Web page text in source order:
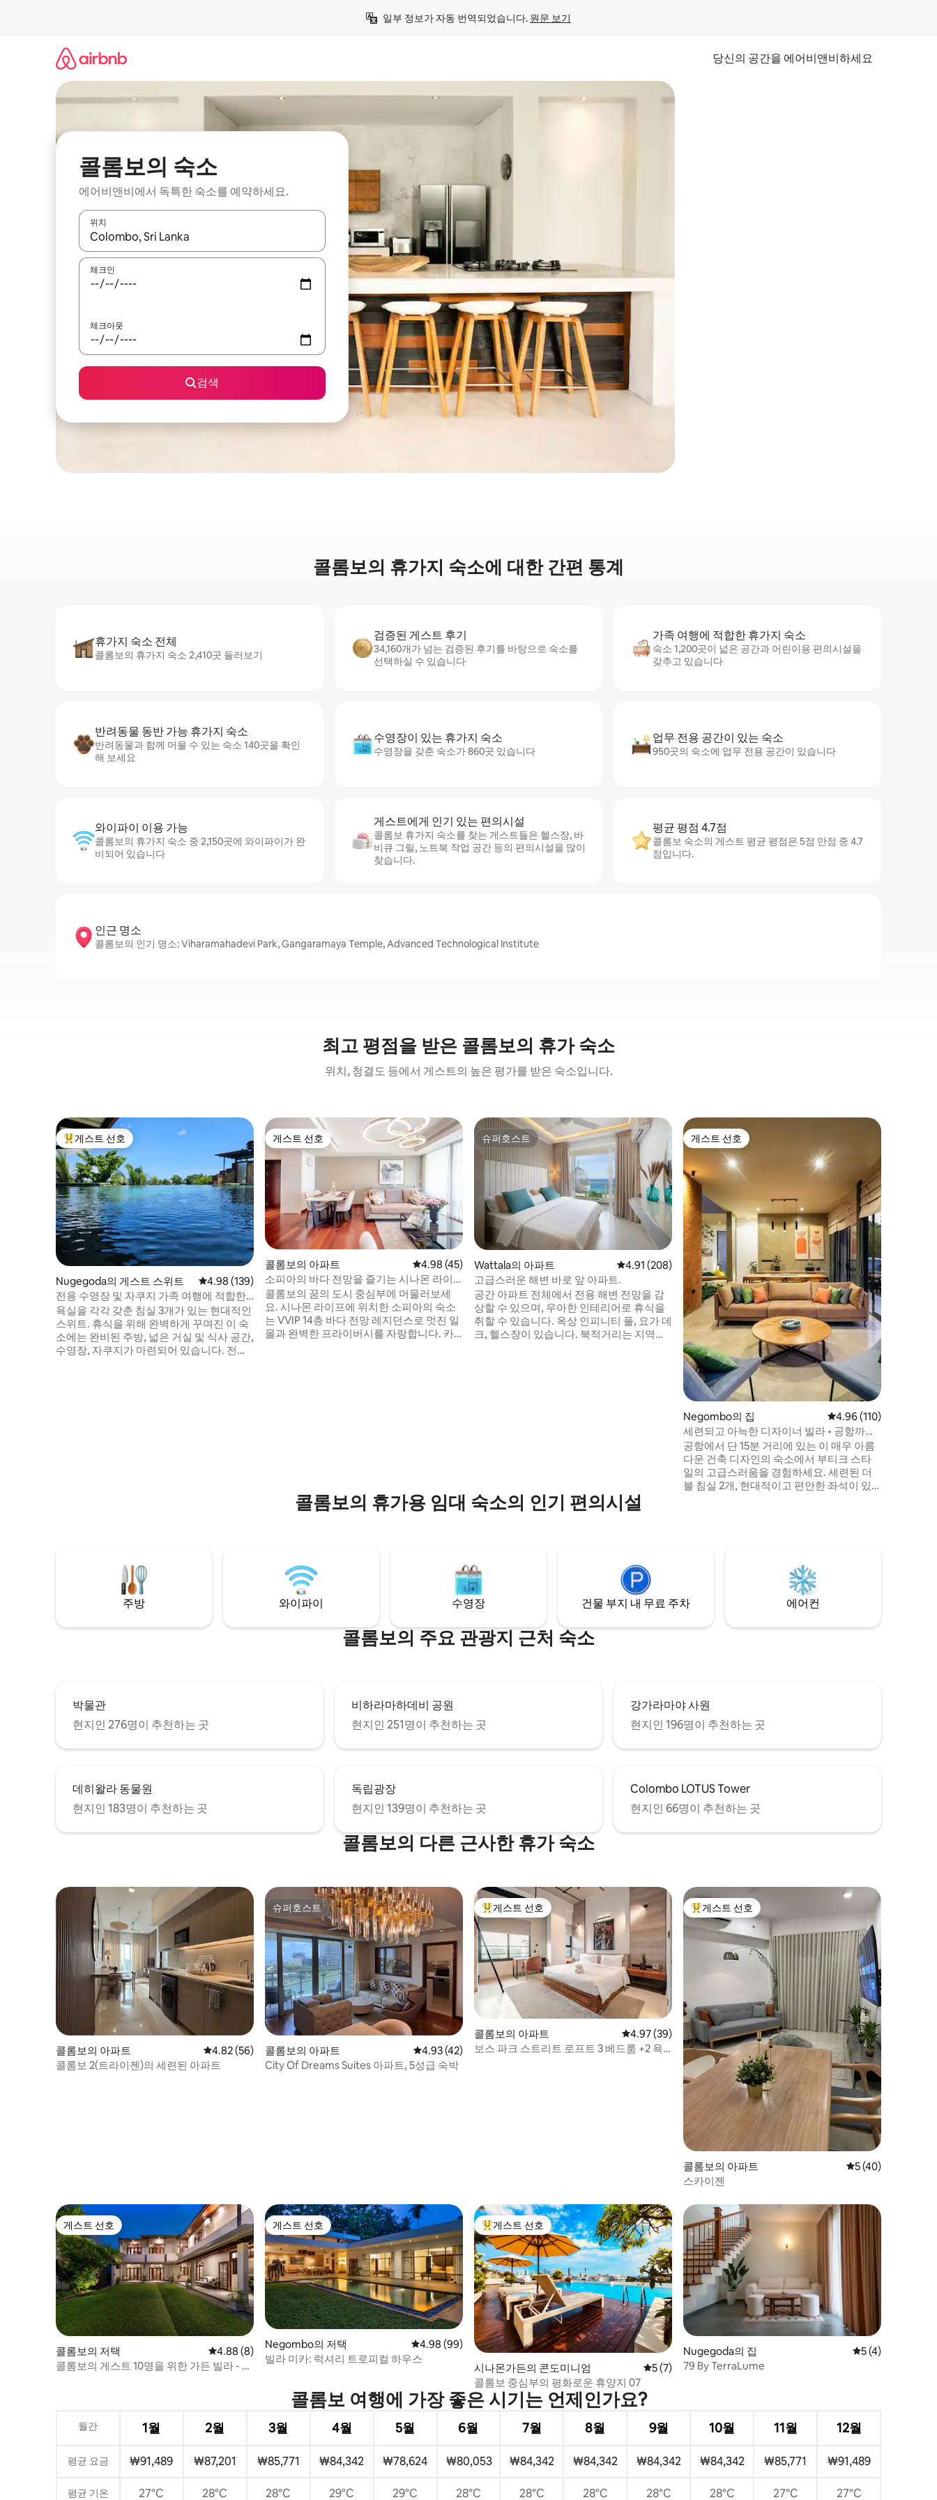
일부 정보가 자동 번역되었습니다. 원문 보기
당신의 공간을 에어비앤비하세요
콜롬보의 숙소
에어비앤비에서 독특한 숙소를 예약하세요.
위치
결과가 나오면 위·아래 화살표 키를 사용하거나 터치 또는 스와이프 동작으로 탐색하세요.
체크인
체크아웃
검색
콜롬보의 휴가지 숙소에 대한 간편 통계
휴가지 숙소 전체
콜롬보의 휴가지 숙소 2,410곳 둘러보기
검증된 게스트 후기
34,160개가 넘는 검증된 후기를 바탕으로 숙소를
선택하실 수 있습니다
가족 여행에 적합한 휴가지 숙소
숙소 1,200곳이 넓은 공간과 어린이용 편의시설을
갖추고 있습니다
반려동물 동반 가능 휴가지 숙소
반려동물과 함께 머물 수 있는 숙소 140곳을 확인
해 보세요
수영장이 있는 휴가지 숙소
수영장을 갖춘 숙소가 860곳 있습니다
업무 전용 공간이 있는 숙소
950곳의 숙소에 업무 전용 공간이 있습니다
와이파이 이용 가능
콜롬보의 휴가지 숙소 중 2,150곳에 와이파이가 완
비되어 있습니다
게스트에게 인기 있는 편의시설
콜롬보 휴가지 숙소를 찾는 게스트들은 헬스장, 바
비큐 그릴, 노트북 작업 공간 등의 편의시설을 많이
찾습니다.
평균 평점 4.7점
콜롬보 숙소의 게스트 평균 평점은 5점 만점 중 4.7
점입니다.
인근 명소
콜롬보의 인기 명소: Viharamahadevi Park, Gangaramaya Temple, Advanced Technological Institute
최고 평점을 받은 콜롬보의 휴가 숙소
위치, 청결도 등에서 게스트의 높은 평가를 받은 숙소입니다.
상위 게스트 선호
게스트 선호
Nugegoda의 게스트 스위트 평점 4.98점(5점 만점), 후기 139개
4.98 (139)
전용 수영장 및 자쿠지 가족 여행에 적합한
숙소
욕실을 각각 갖춘 침실 3개가 있는 현대적인
스위트. 휴식을 위해 완벽하게 꾸며진 이 숙
소에는 완비된 주방, 넓은 거실 및 식사 공간,
수영장, 자쿠지가 마련되어 있습니다. 전용
게스트 선호
게스트 선호
콜롬보의 아파트 평점 4.98점(5점 만점), 후기 45개
4.98 (45)
소피아의 바다 전망을 즐기는 시나몬 라이
프 | 꿈의 도시
콜롬보의 꿈의 도시 중심부에 머물러보세
요. 시나몬 라이프에 위치한 소피아의 숙소
는 VVIP 14층 바다 전망 레지던스로 멋진 일
몰과 완벽한 프라이버시를 자랑합니다. 카
슈퍼호스트
슈퍼호스트
Wattala의 아파트 평점 4.91점(5점 만점), 후기 208개
4.91 (208)
고급스러운 해변 바로 앞 아파트.
공간 아파트 전체에서 전용 해변 전망을 감
상할 수 있으며, 우아한 인테리어로 휴식을
취할 수 있습니다. 옥상 인피니티 풀, 요가 데
크, 헬스장이 있습니다. 북적거리는 지역에
게스트 선호
게스트 선호
Negombo의 집 평점 4.96점(5점 만점),
4.96 (110)
세련되고 아늑한 디자이너 빌라 • 공항까지
15분
공항에서 단 15분 거리에 있는 이 매우 아름
다운 건축 디자인의 숙소에서 부티크 스타
일의 고급스러움을 경험하세요. 세련된 더
블 침실 2개, 현대적이고 편안한 좌석이 있
생활 보호, 편리함, 진정한 휴식을 추구하는
커플, 친구, 가족 또는 혼자 여행하는 분에게
콜롬보의 휴가용 임대 숙소의 인기 편의시설
주방 와이파이 수영장 건물 부지 내 무료 주차 에어컨
콜롬보의 주요 관광지 근처 숙소
박물관
현지인 276명이 추천하는 곳
비하라마하데비 공원
현지인 251명이 추천하는 곳
강가라마야 사원
현지인 196명이 추천하는 곳
데히왈라 동물원
현지인 183명이 추천하는 곳
독립광장
현지인 139명이 추천하는 곳
Colombo LOTUS Tower
현지인 66명이 추천하는 곳
콜롬보의 다른 근사한 휴가 숙소
콜롬보의 아파트 평점 4.82점(5점 만점), 후기 56개
4.82 (56)
콜롬보 2(트라이젠)의 세련된 아파트
슈퍼호스트
슈퍼호스트
콜롬보의 아파트 평점 4.93점(5점 만점), 후기 42개
4.93 (42)
City Of Dreams Suites 아파트, 5성급 숙박
상위 게스트 선호
게스트 선호
콜롬보의 아파트 평점 4.97점(5점 만점), 후기 39개
4.97 (39)
보스 파크 스트리트 로프트 3 베드룸 +2 욕
상위 게스트 선호
게스트 선호
콜롬보의 아파트 평점 5점(5점 만점
5 (40)
스카이젠
게스트 선호
게스트 선호
콜롬보의 저택 평점 4.88점(5점 만점), 후기 8개
4.88 (8)
콜롬보의 게스트 10명을 위한 가든 빌라 - 침
게스트 선호
게스트 선호
Negombo의 저택 평점 4.98점(5점 만점), 후기 99개
4.98 (99)
빌라 미카: 럭셔리 트로피컬 하우스
상위 게스트 선호
게스트 선호
시나몬가든의 콘도미니엄 평점 5점(5점 만점), 후기 7개
5 (7)
콜롬보 중심부의 평화로운 휴양지 07
Nugegoda의 집 평점 5점(5점 만
5 (4)
79 By TerraLume
콜롬보 여행에 가장 좋은 시기는 언제인가요?
월간 1월 2월 3월 4월 5월 6월 7월 8월 9월 10월 11월 12월
평균 요금 ₩91,489 ₩87,201 ₩85,771 ₩84,342 ₩78,624 ₩80,053 ₩84,342 ₩84,342 ₩84,342 ₩84,342 ₩85,771 ₩91,489
평균 기온 27°C 28°C 28°C 29°C 29°C 28°C 28°C 28°C 28°C 28°C 27°C 27°C